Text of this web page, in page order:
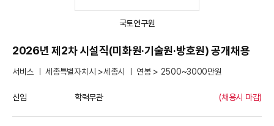
국토연구원
2026년 제2차 시설직(미화원·기술원·방호원) 공개채용
서비스 ㅣ 세종특별자치시 >세종시 ㅣ 연봉 > 2500~3000만원
신입 학력무관 (채용시 마감)